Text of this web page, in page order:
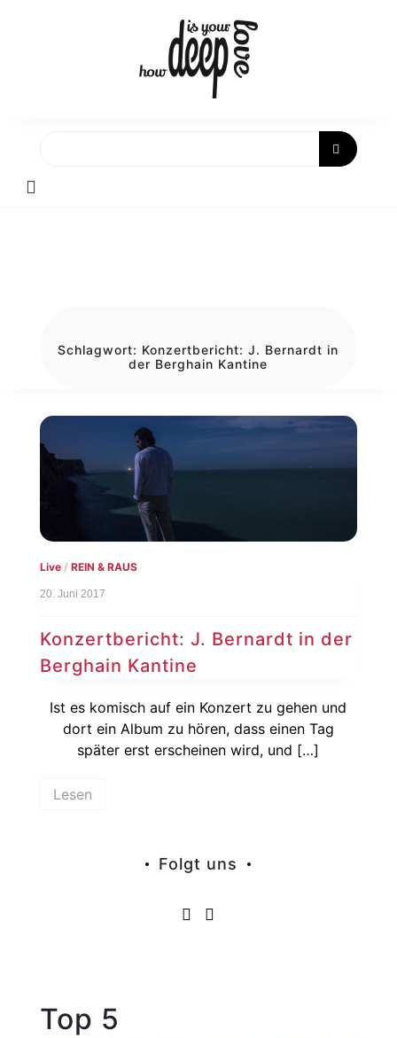
Schlagwort: Konzertbericht: J. Bernardt in
der Berghain Kantine
Live/ REIN & RAUS
20. Juni 2017
Konzertbericht: J. Bernardt in der
Berghain Kantine
Ist es komisch auf ein Konzert zu gehen und
dort ein Album zu hören, dass einen Tag
später erst erscheinen wird, und […]
Lesen
Folgt uns
Top 5